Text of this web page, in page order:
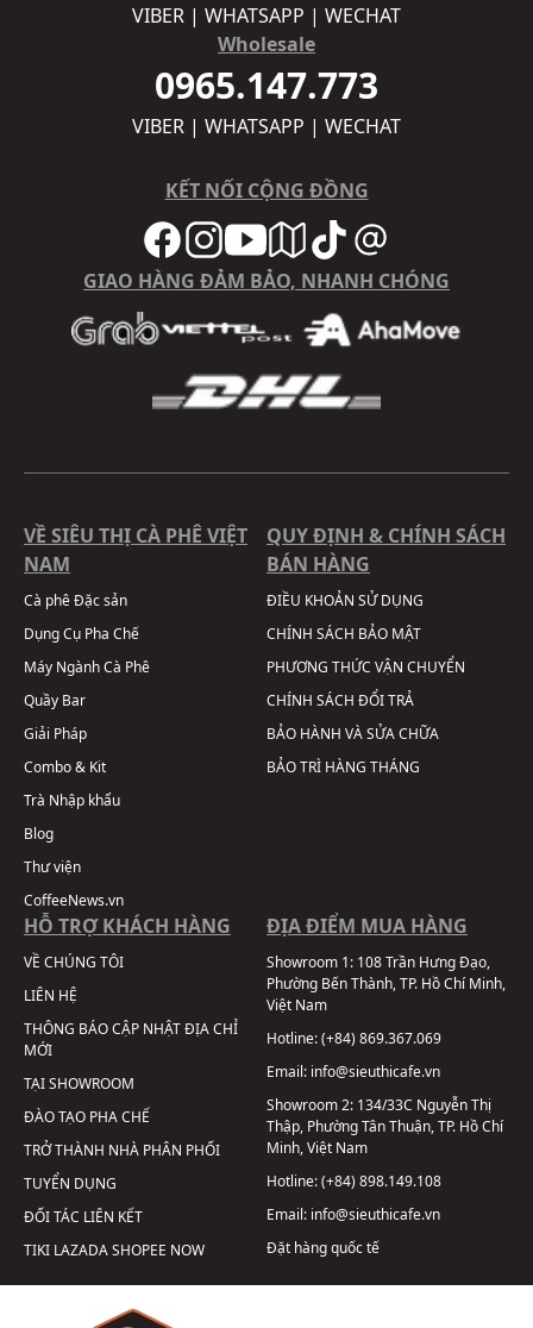
VIBER | WHATSAPP | WECHAT
Wholesale
0965.147.773
VIBER | WHATSAPP | WECHAT
KẾT NỐI CỘNG ĐỒNG
GIAO HÀNG ĐẢM BẢO, NHANH CHÓNG
VỀ SIÊU THỊ CÀ PHÊ VIỆT
NAM
Cà phê Đặc sản
Dụng Cụ Pha Chế
Máy Ngành Cà Phê
Quầy Bar
Giải Pháp
Combo & Kit
Trà Nhập khẩu
Blog
Thư viện
CoffeeNews.vn
QUY ĐỊNH & CHÍNH SÁCH
BÁN HÀNG
ĐIỀU KHOẢN SỬ DỤNG
CHÍNH SÁCH BẢO MẬT
PHƯƠNG THỨC VẬN CHUYỂN
CHÍNH SÁCH ĐỔI TRẢ
BẢO HÀNH VÀ SỬA CHỮA
BẢO TRÌ HÀNG THÁNG
HỖ TRỢ KHÁCH HÀNG
VỀ CHÚNG TÔI
LIÊN HỆ
THÔNG BÁO CẬP NHẬT ĐỊA CHỈ
MỚI
TẠI SHOWROOM
ĐÀO TẠO PHA CHẾ
TRỞ THÀNH NHÀ PHÂN PHỐI
TUYỂN DỤNG
ĐỐI TÁC LIÊN KẾT
TIKI LAZADASHOPEE NOW
ĐỊA ĐIỂM MUA HÀNG
Showroom 1: 108 Trần Hưng Đạo,
Phường Bến Thành, TP. Hồ Chí Minh,
Việt Nam
Hotline:(+84) 869.367.069
Email: info@sieuthicafe.vn
Showroom 2: 134/33C Nguyễn Thị
Thập, Phường Tân Thuận, TP. Hồ Chí
Minh, Việt Nam
Hotline:(+84) 898.149.108
Email: info@sieuthicafe.vn
Đặt hàng quốc tế